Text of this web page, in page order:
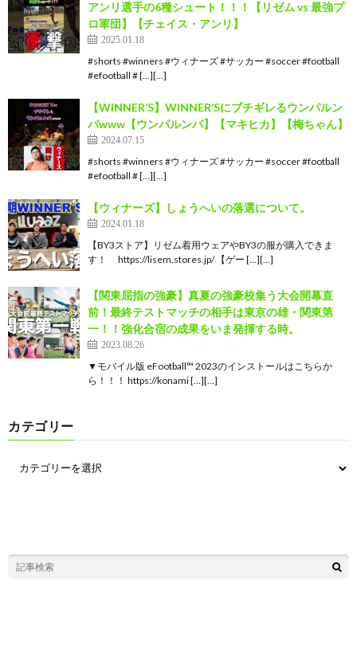
アンリ選手の6種シュート！！！【リゼム vs 最強プ
ロ軍団】【チェイス・アンリ】
2025.01.18
#shorts #winners #ウィナーズ #サッカー #soccer #football
#efootball # […][…]
【WINNER’S】WINNER’Sにブチギレるウンパルン
パwww【ウンパルンパ】【マキヒカ】【梅ちゃん】
2024.07.15
#shorts #winners #ウィナーズ #サッカー #soccer #football
#efootball # […][…]
【ウィナーズ】しょうへいの落選について。
2024.01.18
【BY3ストア】リゼム着用ウェアやBY3の服が購入できま
す！ https://lisem.stores.jp/ 【ゲー […][…]
【関東屈指の強豪】真夏の強豪校集う大会開幕直
前！最終テストマッチの相手は東京の雄・関東第
一！！強化合宿の成果をいま発揮する時。
2023.08.26
▼モバイル版 eFootball™ 2023のインストールはこちらか
ら！！！ https://konami […][…]
カテゴリー